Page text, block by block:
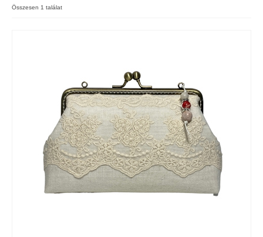
Akciós termékek
Tárcák
Szemüvegtokok
Zsebkendő tartók
Bankkártya tartók
Tolltartók
Összesen 1 találat